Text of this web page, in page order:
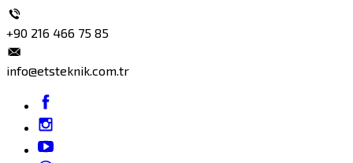
+90 216 466 75 85
info@etsteknik.com.tr